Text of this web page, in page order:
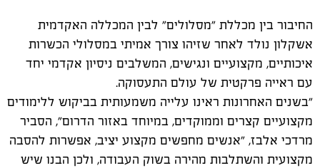
החיבור בין מכללת "מסלולים" לבין המכללה האקדמית
אשקלון נולד לאחר שזיהו צורך אמיתי במסלולי הכשרות
איכותיים, מקצועיים ונגישים, המשלבים ניסיון אקדמי יחד
עם ראייה פרקטית של עולם התעסוקה.
"בשנים האחרונות ראינו עלייה משמעותית בביקוש ללימודים
מקצועיים קצרים וממוקדים, במיוחד באזור הדרום", הסביר
מרדכי אלבז, "אנשים מחפשים מקצוע יציב, אפשרות להסבה
מקצועית והשתלבות מהירה בשוק העבודה, ולכן הבנו שיש